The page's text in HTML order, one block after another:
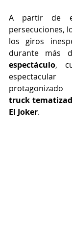
A partir de
persecuciones,
los giros
durante más
espectáculo,
truck
El Joker.